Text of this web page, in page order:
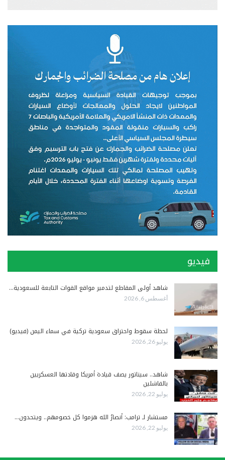
فيديو
شاهد أولى المقاطع لتدمير مواقع القوات التابعة للسعودية…
أغسطس 6, 2026
لحظة سقوط واحتراق سعودية تركية في سماء اليمن (فيديو)
يوليو 26, 2026
شاهد.. سيناتور يصف قيادة أمريكا وقادتها العسكريين
بالفاشلين
يوليو 22, 2026
مستشار لـ ترامب: أنصارُ الله هزموا كل خصومهم.. ويتحدون…
يوليو 22, 2026